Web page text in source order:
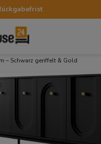
Möbel
– Schwarz geriffelt & Gold